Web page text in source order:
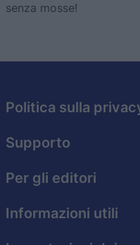
senza mosse!
Politica sulla
Supporto
Per gli editori
Informazioni utili